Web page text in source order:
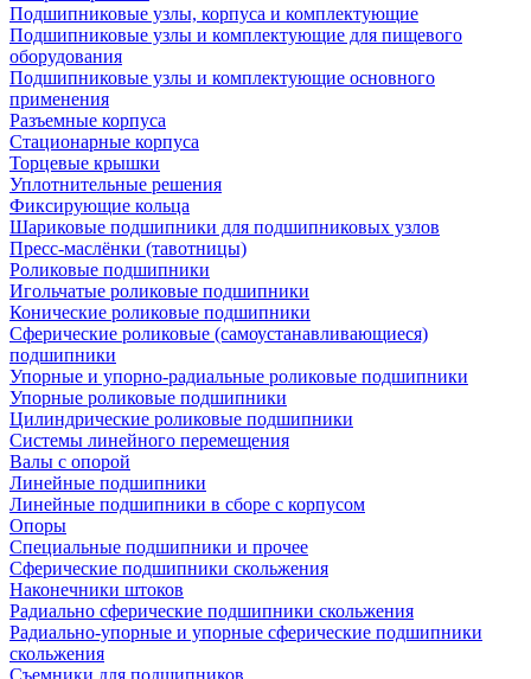
Подшипниковые узлы, корпуса и комплектующие
Подшипниковые узлы и комплектующие для пищевого
оборудования
Подшипниковые узлы и комплектующие основного
применения
Разъемные корпуса
Стационарные корпуса
Торцевые крышки
Уплотнительные решения
Фиксирующие кольца
Шариковые подшипники для подшипниковых узлов
Пресс-маслёнки (тавотницы)
Роликовые подшипники
Игольчатые роликовые подшипники
Конические роликовые подшипники
Сферические роликовые (самоустанавливающиеся)
подшипники
Упорные и упорно-радиальные роликовые подшипники
Упорные роликовые подшипники
Цилиндрические роликовые подшипники
Системы линейного перемещения
Валы с опорой
Линейные подшипники
Линейные подшипники в сборе с корпусом
Опоры
Специальные подшипники и прочее
Сферические подшипники скольжения
Наконечники штоков
Радиально сферические подшипники скольжения
Радиально-упорные и упорные сферические подшипники
скольжения
Съемники для подшипников